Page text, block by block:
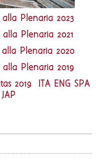
Plenaria 2023
Plenaria 2021
Plenaria 2020
Plenaria 2019
2019 ITA ENG SPA
JAP